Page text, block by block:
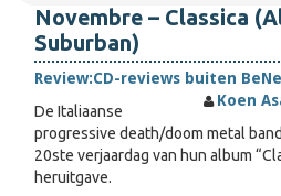
Novembre – Classica
Suburban)
Review:CD-reviews buiten
Koen
De Italiaanse
progressive death/doom metal band
20ste verjaardag van hun album
heruitgave.